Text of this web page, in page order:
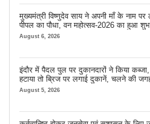
मुख्यमंत्री विष्णुदेव साय ने अपनी माँ के नाम पर
पीपल का पौधा, वन महोत्सव-2026 का हुआ
August 6, 2026
इंदौर में पैदल पुल पर दुकानदारों ने किया
हटाया तो ब्रिज पर लगाई दुकानें, चलने की जगह
मिल रही
August 5, 2026